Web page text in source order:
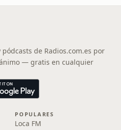
de Radios.com.es por
— gratis en cualquier
POPULARES
Loca FM